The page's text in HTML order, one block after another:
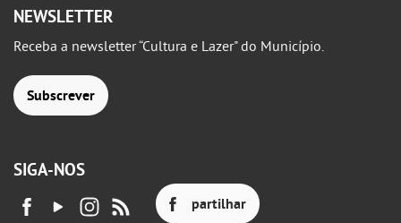
NEWSLETTER
Receba a newsletter “Cultura e Lazer" do Município.
Subscrever
SIGA-NOS
partilhar